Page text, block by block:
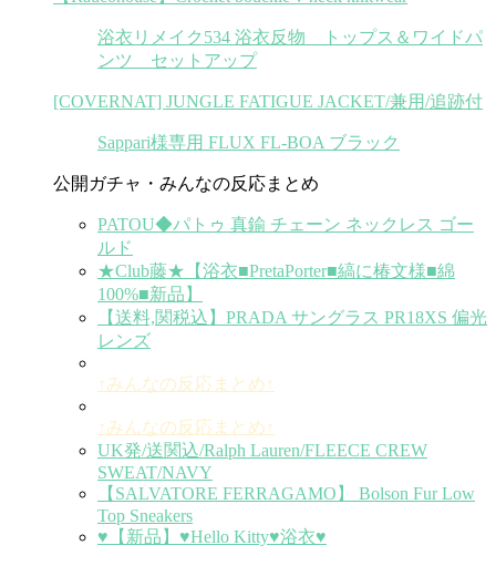
浴衣リメイク534 浴衣反物 トップス＆ワイドパ
ンツ セットアップ
[COVERNAT] JUNGLE FATIGUE JACKET/兼用/追跡付
Sappari様専用 FLUX FL-BOA ブラック
公開ガチャ・みんなの反応まとめ
PATOU◆パトゥ 真鍮 チェーン ネックレス ゴー
ルド
★Club藤★【浴衣■PretaPorter■縞に椿文様■綿
100%■新品】
【送料,関税込】PRADA サングラス PR18XS 偏光
レンズ
↑みんなの反応まとめ↑
↑みんなの反応まとめ↑
UK発/送関込/Ralph Lauren/FLEECE CREW
SWEAT/NAVY
【SALVATORE FERRAGAMO】 Bolson Fur Low
Top Sneakers
♥【新品】♥Hello Kitty♥浴衣♥